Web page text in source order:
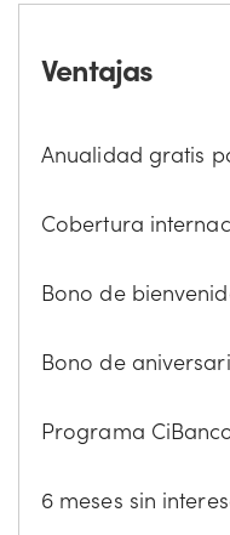
Ventajas
Anualidad gratis
Cobertura
Bono de
Bono de
Programa
6 meses sin